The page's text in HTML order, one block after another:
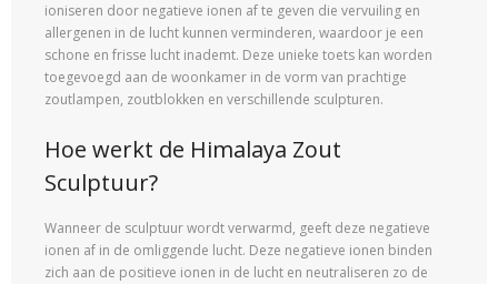
ioniseren door negatieve ionen af te geven die vervuiling en
allergenen in de lucht kunnen verminderen, waardoor je een
schone en frisse lucht inademt. Deze unieke toets kan worden
toegevoegd aan de woonkamer in de vorm van prachtige
zoutlampen, zoutblokken en verschillende sculpturen.
Hoe werkt de Himalaya Zout
Sculptuur?
Wanneer de sculptuur wordt verwarmd, geeft deze negatieve
ionen af in de omliggende lucht. Deze negatieve ionen binden
zich aan de positieve ionen in de lucht en neutraliseren zo de